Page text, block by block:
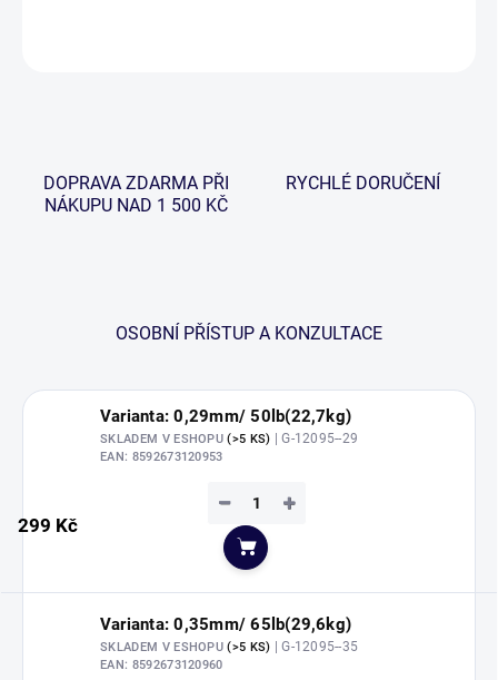
DOPRAVA ZDARMA PŘI
NÁKUPU NAD 1 500 KČ
RYCHLÉ DORUČENÍ
OSOBNÍ PŘÍSTUP A KONZULTACE
Varianta: 0,29mm/ 50lb(22,7kg)
SKLADEM V ESHOPU(>5 KS) | G-12095--29
EAN: 8592673120953
299 Kč
+
−
Do košíku
Varianta: 0,35mm/ 65lb(29,6kg)
SKLADEM V ESHOPU(>5 KS) | G-12095--35
EAN: 8592673120960